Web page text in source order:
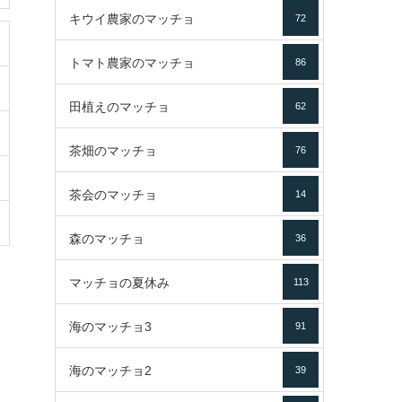
キウイ農家のマッチョ 72
トマト農家のマッチョ 86
田植えのマッチョ 62
茶畑のマッチョ 76
茶会のマッチョ 14
森のマッチョ 36
マッチョの夏休み 113
海のマッチョ3 91
海のマッチョ2 39